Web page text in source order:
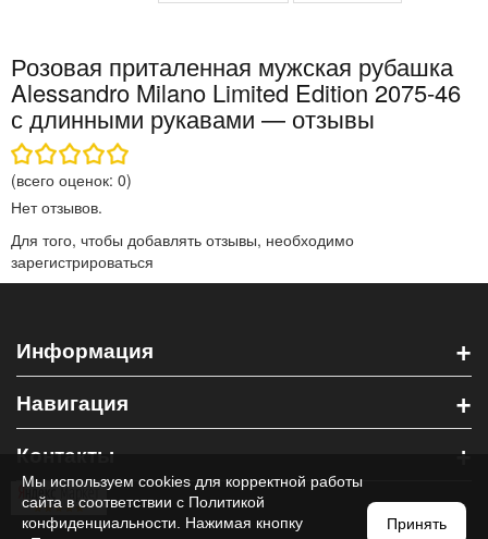
Розовая приталенная мужская рубашка
Alessandro Milano Limited Edition 2075-46
с длинными рукавами — отзывы
(всего оценок: 0)
Нет отзывов.
Для того, чтобы добавлять отзывы, необходимо
зарегистрироваться
Информация +
Навигация +
Контакты +
Мы используем cookies для корректной работы
сайта в соответствии с Политикой
конфиденциальности . Нажимая кнопку
Принять